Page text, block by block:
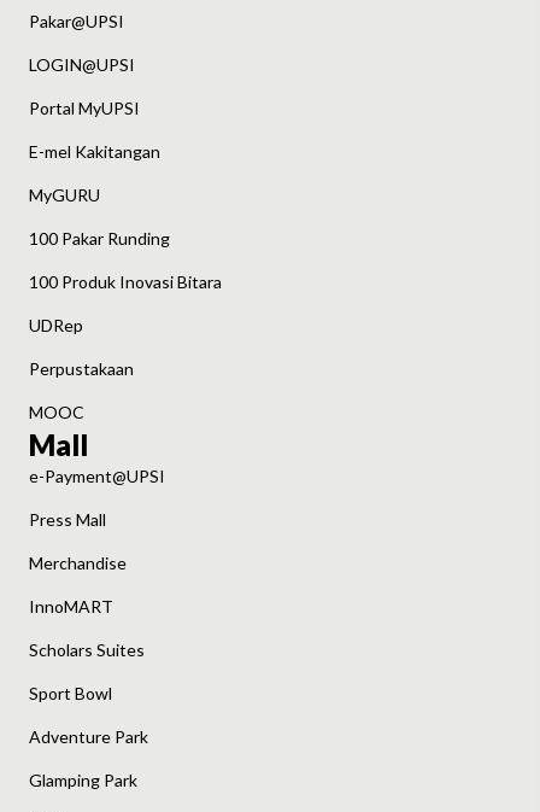
Pakar@UPSI
LOGIN@UPSI
Portal MyUPSI
E-mel Kakitangan
MyGURU
100 Pakar Runding
100 Produk Inovasi Bitara
UDRep
Perpustakaan
MOOC
Mall
e-Payment@UPSI
Press Mall
Merchandise
InnoMART
Scholars Suites
Sport Bowl
Adventure Park
Glamping Park